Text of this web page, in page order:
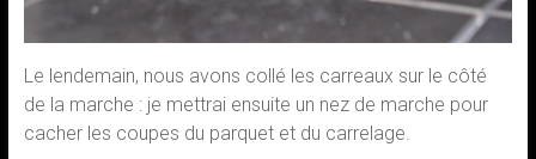
Le lendemain, nous avons collé les carreaux sur le côté
de la marche : je mettrai ensuite un nez de marche pour
cacher les coupes du parquet et du carrelage.